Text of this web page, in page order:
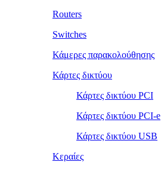
Routers
Switches
Κάμερες παρακολούθησης
Κάρτες δικτύου
Κάρτες δικτύου PCI
Κάρτες δικτύου PCI-e
Κάρτες δικτύου USB
Κεραίες